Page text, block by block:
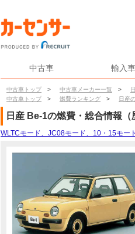
中古車 輸入車
中古車トップ > 中古車メーカー一覧 >
中古車トップ
> 燃費ランキング > 日産
日産 Be-1の燃費・総合情報（
WLTCモード、JC08モード、10・15モー